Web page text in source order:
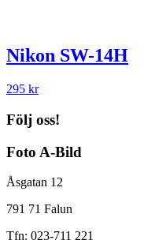
Nikon SW-14H
295 kr
Följ oss!
Foto A-Bild
Åsgatan 12
791 71 Falun
Tfn: 023-711 221